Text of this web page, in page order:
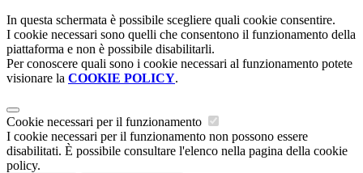
In questa schermata è possibile scegliere quali cookie consentire.
I cookie necessari sono quelli che consentono il funzionamento della
piattaforma e non è possibile disabilitarli.
Per conoscere quali sono i cookie necessari al funzionamento potete
visionare la COOKIE POLICY.
Cookie necessari per il funzionamento
I cookie necessari per il funzionamento non possono essere
disabilitati. È possibile consultare l'elenco nella pagina della cookie
policy.